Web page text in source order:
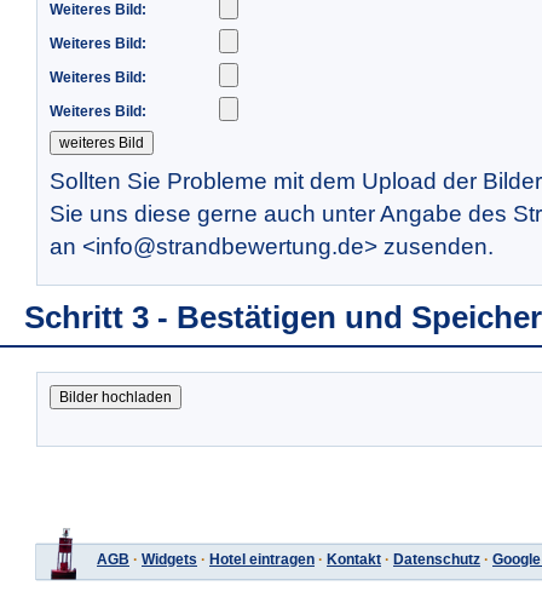
Weiteres Bild:
Weiteres Bild:
Weiteres Bild:
Weiteres Bild:
Sollten Sie Probleme mit dem Upload der
Sie uns diese gerne auch unter Angabe des
an <info@strandbewertung.de> zusenden.
Schritt 3 - Bestätigen und
AGB · Widgets · Hotel eintragen · Kontakt · Datenschutz ·